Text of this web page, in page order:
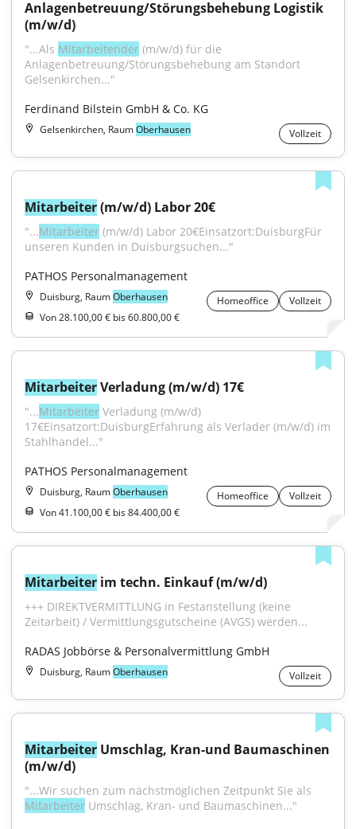
Anlagenbetreuung/Störungsbehebung Logistik
(m/w/d)
"...Als Mitarbeitender (m/w/d) für die
Anlagenbetreuung/Störungsbehebung am Standort
Gelsenkirchen..."
Ferdinand Bilstein GmbH & Co. KG
Gelsenkirchen, RaumOberhausen Vollzeit
Mitarbeiter (m/w/d) Labor 20€
"...Mitarbeiter (m/w/d) Labor 20€Einsatzort:DuisburgFür
unseren Kunden in Duisburgsuchen..."
PATHOS Personalmanagement
Duisburg, RaumOberhausen Homeoffice
Vollzeit
Von 28.100,00 € bis 60.800,00 €
Mitarbeiter Verladung (m/w/d) 17€
"...Mitarbeiter Verladung (m/w/d)
17€Einsatzort:DuisburgErfahrung als Verlader (m/w/d) im
Stahlhandel..."
PATHOS Personalmanagement
Duisburg, RaumOberhausen Homeoffice
Vollzeit
Von 41.100,00 € bis 84.400,00 €
Mitarbeiter im techn. Einkauf (m/w/d)
+++ DIREKTVERMITTLUNG in Festanstellung (keine
Zeitarbeit) / Vermittlungsgutscheine (AVGS) werden...
RADAS Jobbörse & Personalvermittlung GmbH
Duisburg, RaumOberhausen Vollzeit
Mitarbeiter Umschlag, Kran-und Baumaschinen
(m/w/d)
Mitarbeiter Umschlag, Kran- und Baumaschinen..."